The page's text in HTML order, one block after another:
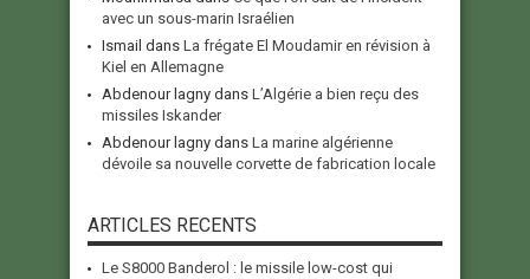
avec un sous-marin Israélien
Ismail dans La frégate El Moudamir en révision à
Kiel en Allemagne
Abdenour lagny dans L’Algérie a bien reçu des
missiles Iskander
Abdenour lagny dans La marine algérienne
dévoile sa nouvelle corvette de fabrication locale
ARTICLES RECENTS
Le S8000 Banderol : le missile low-cost qui